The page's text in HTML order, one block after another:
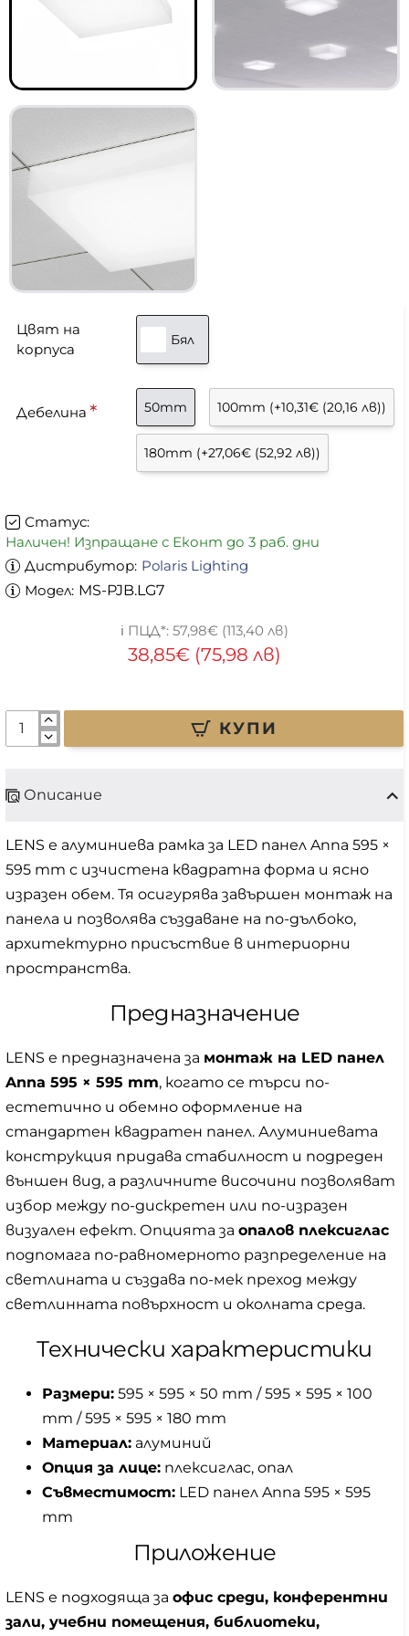
Статус:
Наличен! Изпращане с Еконт до 3 раб. дни
Дистрибутор: Polaris Lighting
Модел: MS-PJB.LG7
38,85€ (75,98 лв)
57,98€ (113,40 лв)
Цвят на
корпуса
Бял
Дебелина 50mm 100mm (+10,31€ (20,16 лв))
180mm (+27,06€ (52,92 лв))
КУПИ
Описание
LENS е алуминиева рамка за LED панел Anna 595 ×
595 mm с изчистена квадратна форма и ясно
изразен обем. Тя осигурява завършен монтаж на
панела и позволява създаване на по-дълбоко,
архитектурно присъствие в интериорни
пространства.
Предназначение
LENS е предназначена за монтаж на LED панел
Anna 595 × 595 mm, когато се търси по-
естетично и обемно оформление на
стандартен квадратен панел. Алуминиевата
конструкция придава стабилност и подреден
външен вид, а различните височини позволяват
избор между по-дискретен или по-изразен
визуален ефект. Опцията за опалов плексиглас
подпомага по-равномерното разпределение на
светлината и създава по-мек преход между
светлинната повърхност и околната среда.
Технически характеристики
Размери: 595 × 595 × 50 mm / 595 × 595 × 100
mm / 595 × 595 × 180 mm
Материал: алуминий
Опция за лице: плексиглас, опал
Съвместимост: LED панел Anna 595 × 595
mm
Приложение
LENS е подходяща за офис среди, конферентни
зали, учебни помещения, библиотеки,